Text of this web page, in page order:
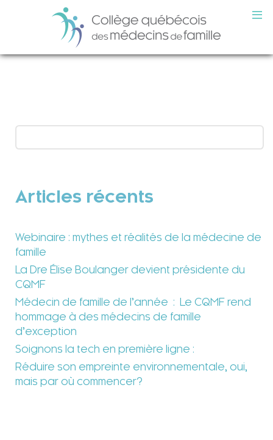
Articles récents
Webinaire : mythes et réalités de la médecine de
famille
La Dre Élise Boulanger devient présidente du
CQMF
Médecin de famille de l’année : Le CQMF rend
hommage à des médecins de famille
d’exception
Soignons la tech en première ligne :
Réduire son empreinte environnementale, oui,
mais par où commencer?